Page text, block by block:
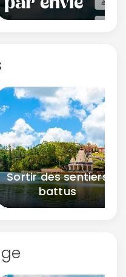
Sortir des sentiers
battus